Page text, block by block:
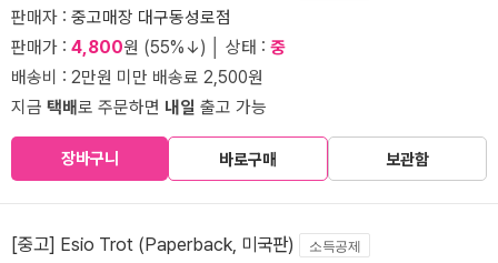
판매자 : 중고매장 대구동성로점
판매가 : 4,800원 (55%↓) │ 상태 : 중
배송비 : 2만원 미만 배송료 2,500원
지금 택배로 주문하면 내일 출고 가능
장바구니 바로구매 보관함
[중고] Esio Trot (Paperback, 미국판) 소득공제